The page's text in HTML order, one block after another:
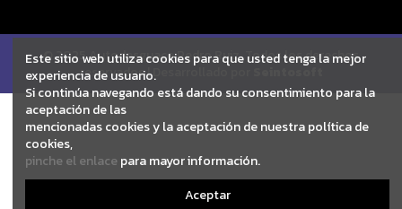
© 2025 Autodesguace Pedro Ruiz. Todos los derechos
reservados | Desarrollado por
Este sitio web utiliza cookies para que usted tenga la mejor
experiencia de usuario.
Si continúa navegando está dando su consentimiento para la
aceptación de las
mencionadas cookies y la aceptación de nuestra política de
cookies,
pinche el enlace para mayor información.
Aceptar